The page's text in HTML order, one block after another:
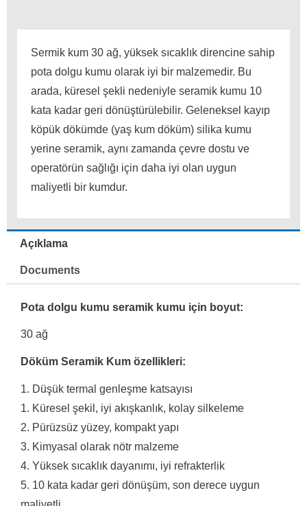
Sermik kum 30 ağ, yüksek sıcaklık direncine sahip
pota dolgu kumu olarak iyi bir malzemedir. Bu
arada, küresel şekli nedeniyle seramik kumu 10
kata kadar geri dönüştürülebilir. Geleneksel kayıp
köpük dökümde (yaş kum döküm) silika kumu
yerine seramik, aynı zamanda çevre dostu ve
operatörün sağlığı için daha iyi olan uygun
maliyetli bir kumdur.
Açıklama
Documents
Pota dolgu kumu seramik kumu için boyut:
30 ağ
Döküm Seramik Kum özellikleri:
1. Düşük termal genleşme katsayısı
1. Küresel şekil, iyi akışkanlık, kolay silkeleme
2. Pürüzsüz yüzey, kompakt yapı
3. Kimyasal olarak nötr malzeme
4. Yüksek sıcaklık dayanımı, iyi refrakterlik
5. 10 kata kadar geri dönüşüm, son derece uygun